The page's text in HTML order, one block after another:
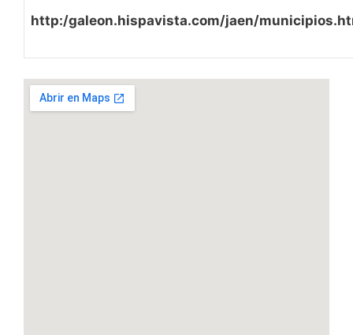
http:/galeon.hispavista.com/jaen/